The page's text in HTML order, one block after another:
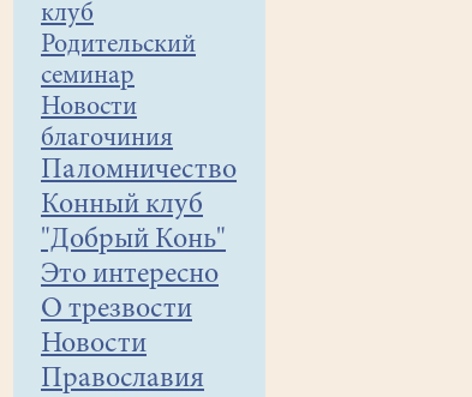
клуб
Родительский
семинар
Новости
благочиния
Паломничество
Конный клуб
"Добрый Конь"
Это интересно
О трезвости
Новости
Православия